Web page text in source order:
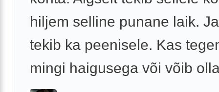
hiljem selline punane laik.
tekib ka peenisele. Kas
mingi haigusega või võib